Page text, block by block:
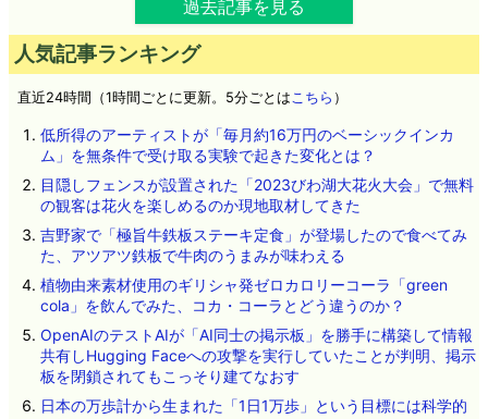
過去記事を見る
人気記事ランキング
直近24時間（1時間ごとに更新。5分ごとは こちら ）
低所得のアーティストが「毎月約16万円のベーシックインカ
ム」を無条件で受け取る実験で起きた変化とは？
目隠しフェンスが設置された「2023びわ湖大花火大会」で無料
の観客は花火を楽しめるのか現地取材してきた
吉野家で「極旨牛鉄板ステーキ定食」が登場したので食べてみ
た、アツアツ鉄板で牛肉のうまみが味わえる
植物由来素材使用のギリシャ発ゼロカロリーコーラ「green
cola」を飲んでみた、コカ・コーラとどう違うのか？
OpenAIのテストAIが「AI同士の掲示板」を勝手に構築して情報
共有しHugging Faceへの攻撃を実行していたことが判明、掲示
板を閉鎖されてもこっそり建てなおす
日本の万歩計から生まれた「1日1万歩」という目標には科学的